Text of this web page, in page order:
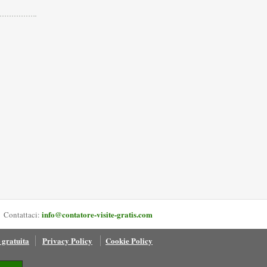
Contattaci: info@contatore-visite-gratis.com
gratuita Privacy Policy Cookie Policy